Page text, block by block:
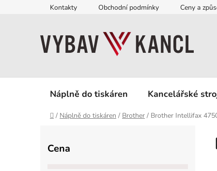
Kontakty Obchodní podmínky Ceny a
Náplně do tiskáren Kancelářské
Domů
/ Náplně do tiskáren / Brother / Brother Intellifax
Cena